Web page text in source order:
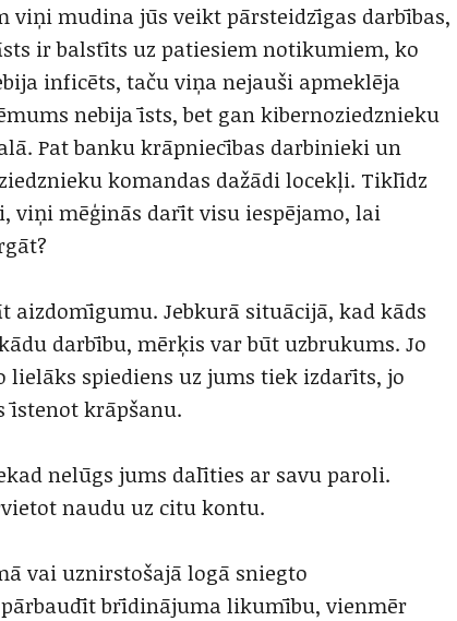
viņi mudina jūs veikt pārsteidzīgas darbības,
ir balstīts uz patiesiem notikumiem, ko
inficēts, taču viņa nejauši apmeklēja
nebija īsts, bet gan kibernoziedznieku
Pat banku krāpniecības darbinieki un
komandas dažādi locekļi. Tiklīdz
viņi mēģinās darīt visu iespējamo, lai
aizdomīgumu. Jebkurā situācijā, kad kāds
darbību, mērķis var būt uzbrukums. Jo
spiediens uz jums tiek izdarīts, jo
īstenot krāpšanu.
nelūgs jums dalīties ar savu paroli.
naudu uz citu kontu.
vai uznirstošajā logā sniegto
brīdinājuma likumību, vienmēr